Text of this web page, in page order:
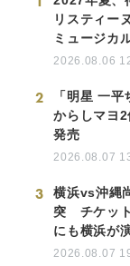
リスティー
ミュージカ
2026.08.06
2
「明星 一
からしマヨ
発売
2026.08.07
3
横浜vs沖縄
突 チケッ
にも横浜が
2026.08.07